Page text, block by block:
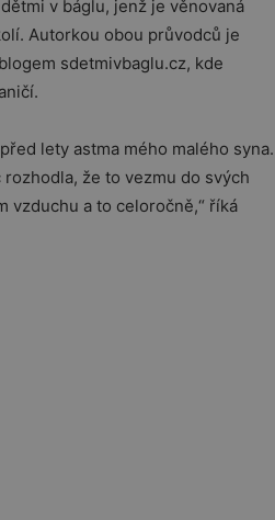
v báglu, jenž je věnovaná
Autorkou obou průvodců je
sdetmivbaglu.cz, kde
lety astma mého malého syna.
že to vezmu do svých
vzduchu a to celoročně,“ říká